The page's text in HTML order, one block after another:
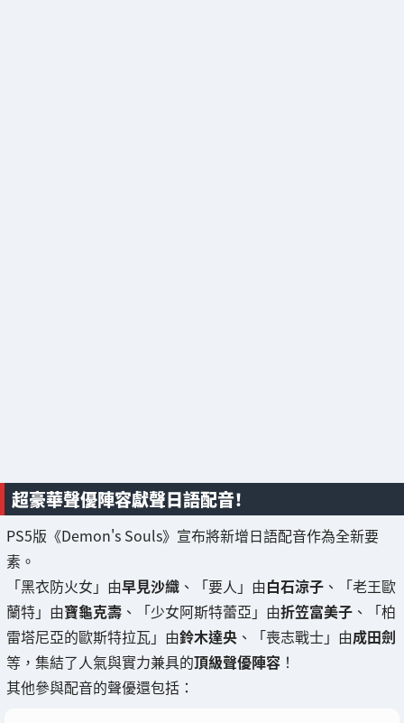
超豪華聲優陣容獻聲日語配音！
PS5版《Demon's Souls》宣布將新增日語配音作為全新要
素。
「黑衣防火女」由早見沙織 、「要人」由白石涼子 、「老王歐
蘭特」由寶龜克壽 、「少女阿斯特蕾亞」由折笠富美子 、「柏
雷塔尼亞的歐斯特拉瓦」由鈴木達央 、「喪志戰士」由成田劍
等，集結了人氣與實力兼具的頂級聲優陣容 ！
其他參與配音的聲優還包括：